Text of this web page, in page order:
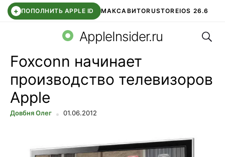
+ ПОПОЛНИТЬ APPLE ID МАКСАВИТОRUSTOREIOS 26.6
СБЕР КИДС ВТБ ОНЛАЙН ЧАТ В ROBLOX
AppleInsider.ru
Foxconn начинает
производство телевизоров
Apple
Довбня Олег 01.06.2012